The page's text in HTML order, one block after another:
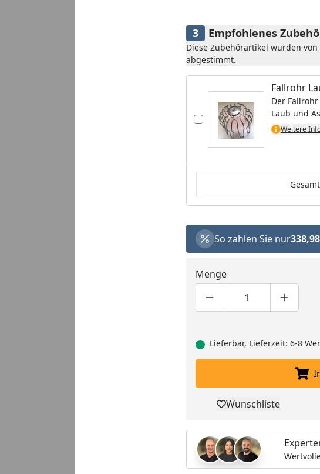
Empfohlenes
Diese Zubehörartikel wurden
abgestimmt.
Fallrohr
Der
Laub und
Material:
Weitere
So zahlen Sie nur
Menge
Produktmenge um eins
Produktmenge
Lieferbar, Lieferzeit: 6-8
Produkt zur
Wunschliste